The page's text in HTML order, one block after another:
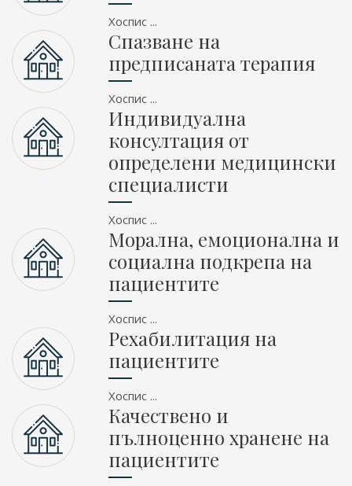
Хоспис ...
Спазване на
предписаната терапия
Хоспис ...
Индивидуална
консултация от
определени медицински
специалисти
Хоспис ...
Морална, емоционална и
социална подкрепа на
пациентите
Хоспис ...
Рехабилитация на
пациентите
Хоспис ...
Качествено и
пълноценно хранене на
пациентите